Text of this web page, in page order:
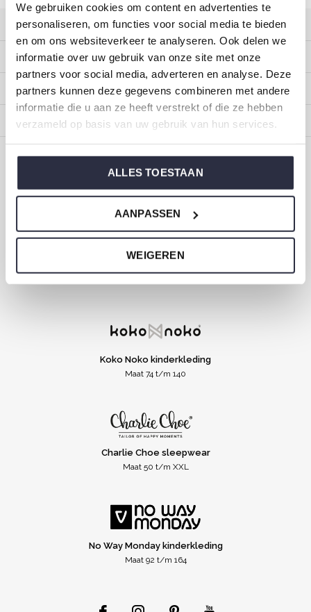
We gebruiken cookies om content en advertenties te
personaliseren, om functies voor social media te bieden
en om ons websiteverkeer te analyseren. Ook delen we
informatie over uw gebruik van onze site met onze
partners voor social media, adverteren en analyse. Deze
partners kunnen deze gegevens combineren met andere
informatie die u aan ze heeft verstrekt of die ze hebben
verzameld op basis van uw gebruik van hun services.
ALLES TOESTAAN
AANPASSEN
WEIGEREN
Klantenservice
Mijn account
Categorieën
Over ons
ONZE MERKEN
Koko Noko kinderkleding
Maat 74 t/m 140
Charlie Choe sleepwear
Maat 50 t/m XXL
No Way Monday kinderkleding
Maat 92 t/m 164